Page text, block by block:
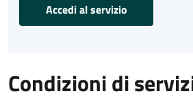
Accedi al servizio
Condizioni di